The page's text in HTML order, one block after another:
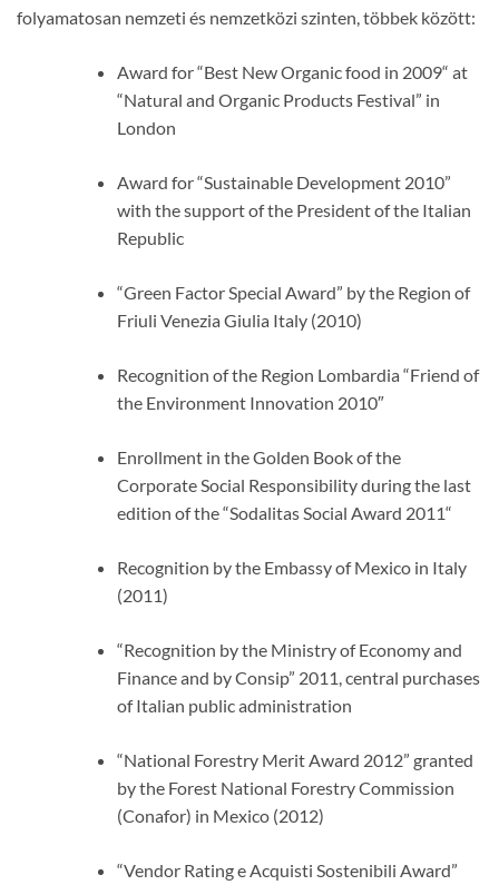
folyamatosan nemzeti és nemzetközi szinten, többek között:
Award for “Best New Organic food in 2009“ at
“Natural and Organic Products Festival” in
London
Award for “Sustainable Development 2010”
with the support of the President of the Italian
Republic
“Green Factor Special Award” by the Region of
Friuli Venezia Giulia Italy (2010)
Recognition of the Region Lombardia “Friend of
the Environment Innovation 2010″
Enrollment in the Golden Book of the
Corporate Social Responsibility during the last
edition of the “Sodalitas Social Award 2011“
Recognition by the Embassy of Mexico in Italy
(2011)
“Recognition by the Ministry of Economy and
Finance and by Consip” 2011, central purchases
of Italian public administration
“National Forestry Merit Award 2012” granted
by the Forest National Forestry Commission
(Conafor) in Mexico (2012)
“Vendor Rating e Acquisti Sostenibili Award”